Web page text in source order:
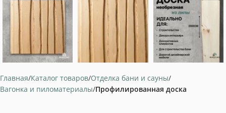
Главная Каталог товаров Отделка бани и сауны
Вагонка и пиломатериалы Профилированная доска